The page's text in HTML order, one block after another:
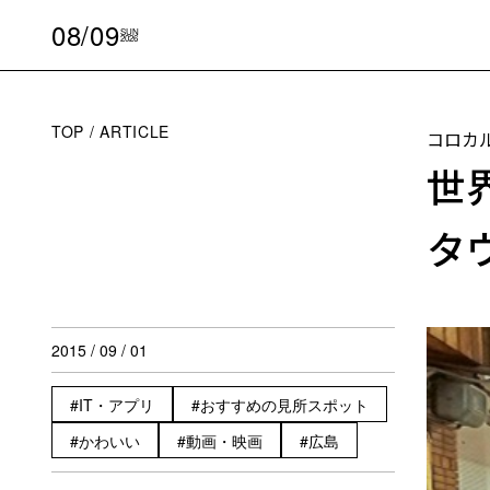
08/09SUN
2026
TOP ARTICLE コロカ
世
タ
2015 / 09 / 01
IT・アプリ
おすすめの見所スポット
かわいい
動画・映画 広島